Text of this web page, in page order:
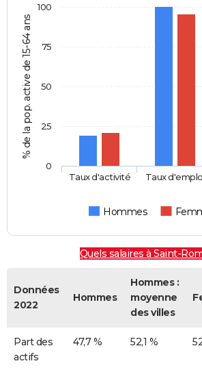
% de la pop. active de 15-64 ans
Hommes
Taux d'activité Taux
0
25
50
75
100
Quels salaires à Saint-
Données
2022
Hommes
Hommes :
moyenne
des villes
Part des
actifs
47,7 % 52,1 %